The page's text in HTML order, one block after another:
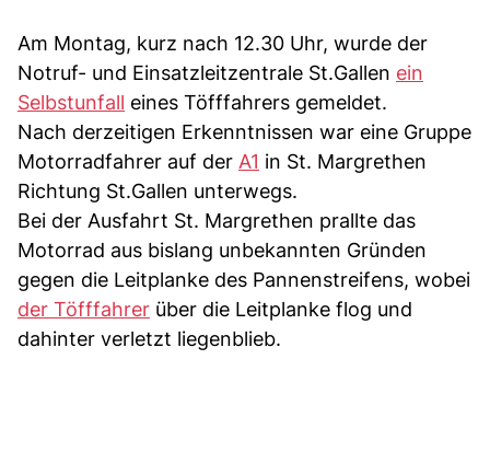
Am Montag, kurz nach 12.30 Uhr, wurde der
Notruf- und Einsatzleitzentrale St.Gallen ein
Selbstunfall eines Töfffahrers gemeldet.
Nach derzeitigen Erkenntnissen war eine Gruppe
Motorradfahrer auf der A1 in St. Margrethen
Richtung St.Gallen unterwegs.
Bei der Ausfahrt St. Margrethen prallte das
Motorrad aus bislang unbekannten Gründen
gegen die Leitplanke des Pannenstreifens, wobei
der Töfffahrer über die Leitplanke flog und
dahinter verletzt liegenblieb.